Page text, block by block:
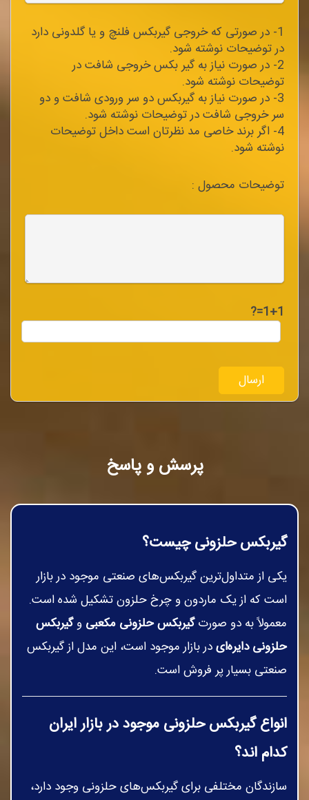
1- در صورتی که خروجی گیربکس فلنچ و یا گلدونی دارد
در توضیحات نوشته شود.
2- در صورت نیاز به گیر بکس خروجی شافت در
توضیحات نوشته شود.
3- در صورت نیاز به گیربکس دو سر ورودی شافت و دو
سر خروجی شافت در توضیحات نوشته شود.
4- اگر برند خاصی مد نظرتان است داخل توضیحات
نوشته شود.
توضیحات محصول :
1+1=?
پرسش و پاسخ
گیربکس حلزونی چیست؟
یکی از متداول‌ترین گیربکس‌های صنعتی موجود در بازار
است که از یک ماردون و چرخ حلزون تشکیل شده است.
معمولاً به دو صورتگیربکس حلزونی مکعبی وگیربکس
حلزونی دایره‌ایدر بازار موجود است، این مدل از گیربکس
صنعتی بسیار پر فروش است.
انواع گیربکس حلزونی موجود در بازار ایران
کدام اند؟
سازندگان مختلفی برای گیربکس‌های حلزونی وجود دارد،